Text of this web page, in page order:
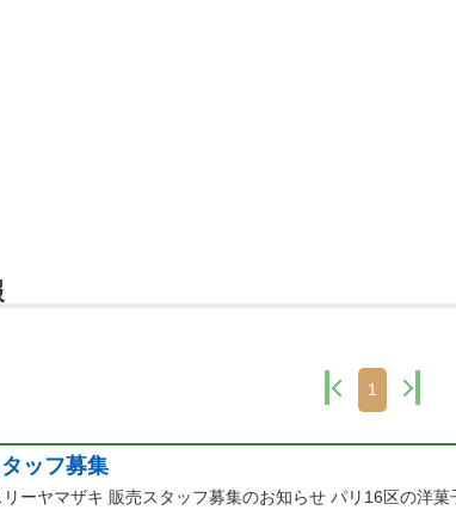
1
ッフ募集
ーヤマザキ 販売スタッフ募集のお知らせ パリ16区の洋